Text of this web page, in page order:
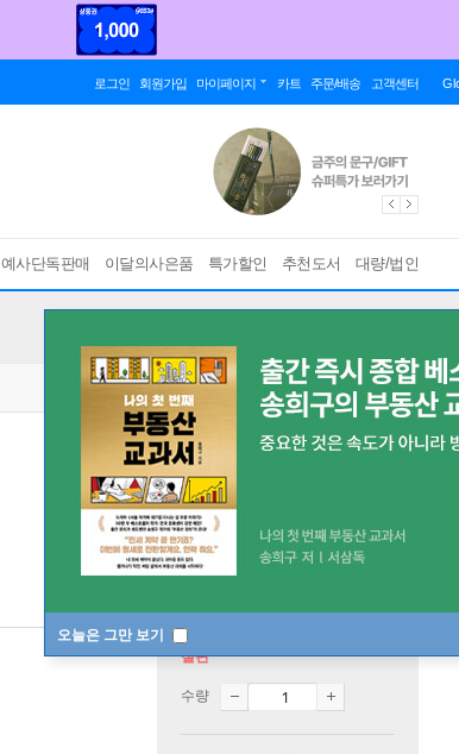
로그인 회원가입 마이페이지 카트 주문/배송 고객센터
예사단독판매 이달의사은품 특가할인 추천도서 대량/법인
오늘은 그만 보기
절판
수량